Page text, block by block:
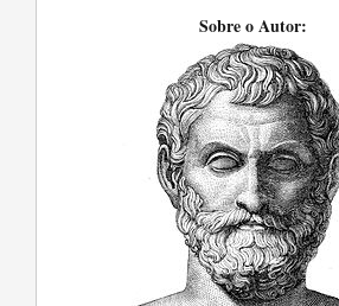
Sobre o Autor: